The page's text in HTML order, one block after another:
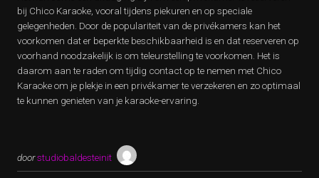
bij Chico Karaoke, vooral tijdens piekuren en op speciale
gelegenheden. Door de populariteit van de privékamers kan het
voorkomen dat er beperkte beschikbaarheid is en dat reserveren op
voorhand noodzakelijk is om teleurstelling te voorkomen. Het is
daarom aan te raden om tijdig contact op te nemen met Chico
Karaoke om je plekje in een privékamer te verzekeren en zo optimaal
te kunnen genieten van je karaoke-ervaring.
doorstudiobaldesteinit